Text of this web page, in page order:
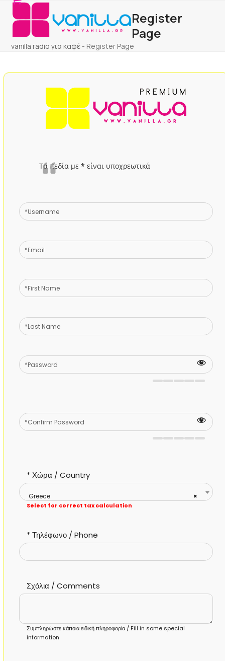
Skip
content
Open
mobile
menu
Close
mobile
menu
Register
Page
vanilla radio για καφέ - Register Page
Τα πεδία με* είναι υποχρεωτικά
*Χώρα / Country
×
Greece
Select for correct tax calculation
*Τηλέφωνο / Phone
Σχόλια / Comments
Συμπληρώστε κάποια ειδική πληροφορία / Fill in some special
information